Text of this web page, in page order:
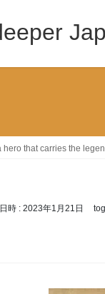
hero that carries the
時 : 2023年1月21日